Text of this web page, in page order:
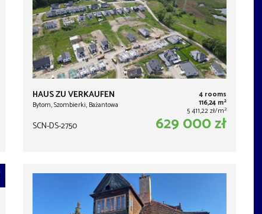
HAUS ZU VERKAUFEN
Bytom, Szombierki, Bażantowa
4 rooms
116,24 m2
5 411,22 zł/m2
SCN-DS-2750 629 000 zł